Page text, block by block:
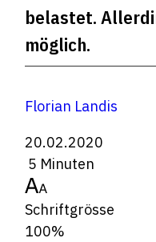
belastet.
möglich.
Florian Landis
20.02.2020
5 Minuten
Schriftgrösse
100%